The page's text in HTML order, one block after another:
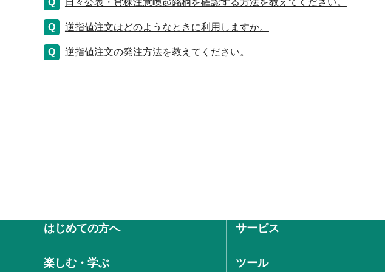
日々公表・貸株注意喚起銘柄を確認する方法を教えてください。
逆指値注文はどのようなときに利用しますか。
逆指値注文の発注方法を教えてください。
はじめての方へ
楽しむ・学ぶ
サービス
ツール